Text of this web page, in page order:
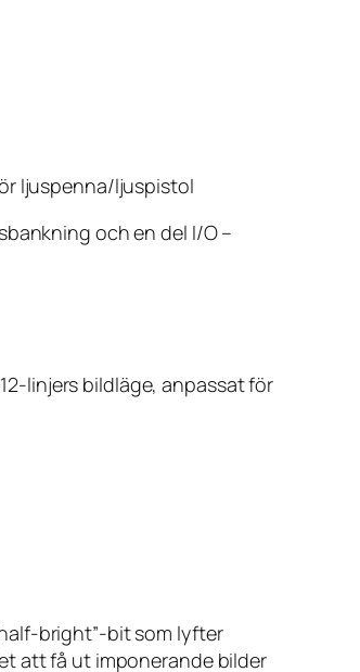
ljuspenna/ljuspistol
och en del I/O –
linjers bildläge, anpassat för
bright”-bit som lyfter
att få ut imponerande bilder